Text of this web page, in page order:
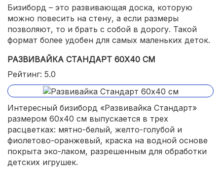
Бизиборд – это развивающая доска, которую
можно повесить на стену, а если размеры
позволяют, то и брать с собой в дорогу. Такой
формат более удобен для самых маленьких деток.
РАЗВИВАЙКА СТАНДАРТ 60Х40 СМ
Рейтинг: 5.0
Интересный бизиборд «Развивайка Стандарт»
размером 60х40 см выпускается в трех
расцветках: мятно-белый, желто-голубой и
фиолетово-оранжевый, краска на водной основе
покрыта эко-лаком, разрешенным для обработки
детских игрушек.